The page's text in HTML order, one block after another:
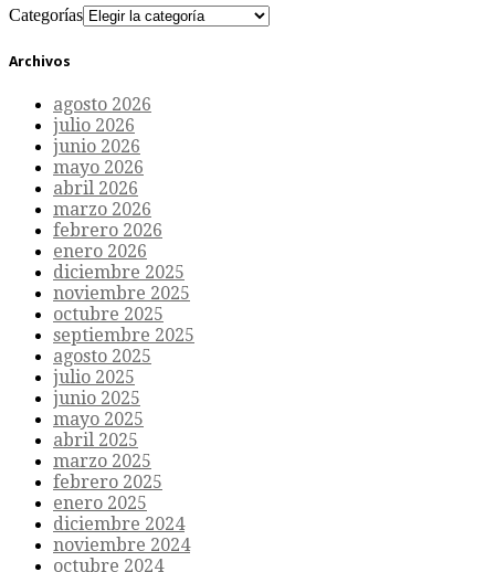
Categorías
Archivos
agosto 2026
julio 2026
junio 2026
mayo 2026
abril 2026
marzo 2026
febrero 2026
enero 2026
diciembre 2025
noviembre 2025
octubre 2025
septiembre 2025
agosto 2025
julio 2025
junio 2025
mayo 2025
abril 2025
marzo 2025
febrero 2025
enero 2025
diciembre 2024
noviembre 2024
octubre 2024